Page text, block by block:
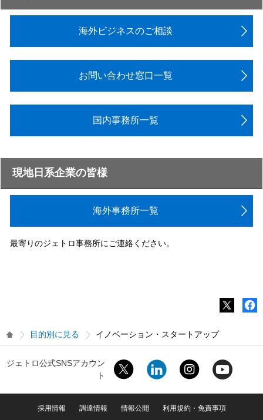
海外ビジネスのご相談
お問い合わせ窓口一覧
国内事務所一覧
現地日系企業の皆様
海外事務所一覧
最寄りのジェトロ事務所にご連絡ください。
目的別に見る イノベーション・スタートアップ
ジェトロ公式SNSアカウン
ト
採用情報 調達情報 情報公開 利用規約・免責事項